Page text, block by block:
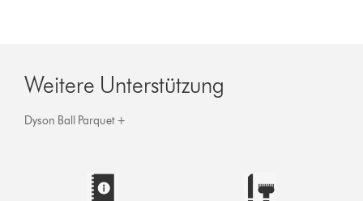
Weitere Unterstützung
Dyson Ball Parquet +